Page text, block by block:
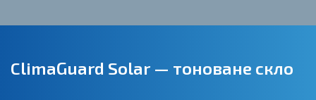
ClimaGuard Solar — тоноване cкло